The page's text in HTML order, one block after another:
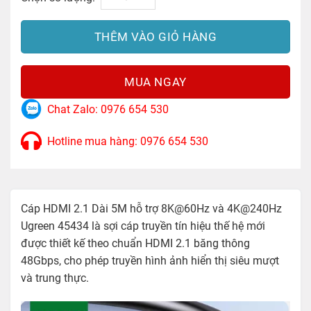
THÊM VÀO GIỎ HÀNG
MUA NGAY
Chat Zalo: 0976 654 530
Hotline mua hàng: 0976 654 530
Cáp HDMI 2.1 Dài 5M hỗ trợ 8K@60Hz và 4K@240Hz
Ugreen 45434 là sợi cáp truyền tín hiệu thế hệ mới
được thiết kế theo chuẩn HDMI 2.1 băng thông
48Gbps, cho phép truyền hình ảnh hiển thị siêu mượt
và trung thực.